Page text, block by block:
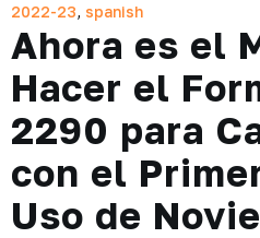
2022-23, spanish
Ahora es el
Hacer el
2290 para
con el
Uso de